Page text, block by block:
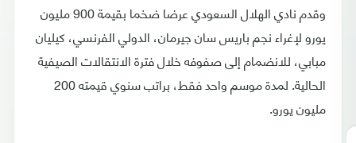
وقدم نادي الهلال السعودي عرضا ضخما بقيمة 900 مليون
يورو لإغراء نجم باريس سان جيرمان، الدولي الفرنسي، كيليان
مبابي، للانضمام إلى صفوفه خلال فترة الانتقالات الصيفية
الحالية. لمدة موسم واحد فقط، براتب سنوي قيمته 200
مليون يورو.